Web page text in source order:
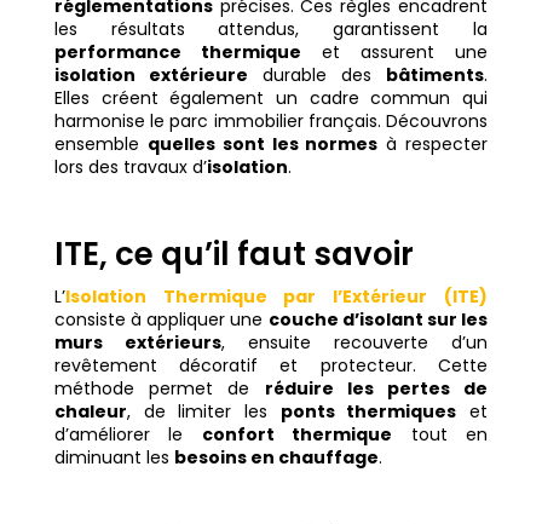
réglementationsprécises. Ces règles encadrent
les résultats attendus, garantissent la
performance thermique et assurent une
isolation extérieure durable des bâtiments.
Elles créent également un cadre commun qui
harmonise le parc immobilier français. Découvrons
ensemble quelles sont les normes à respecter
lors des travaux d’isolation.
ITE, ce qu’il faut savoir
L’Isolation Thermique par l’Extérieur (ITE)
consiste à appliquer une couche d’isolant sur les
murs extérieurs, ensuite recouverte d’un
revêtement décoratif et protecteur. Cette
méthode permet de réduire les pertes de
chaleur, de limiter les ponts thermiques et
d’améliorer le confort thermique tout en
diminuant les besoins en chauffage.